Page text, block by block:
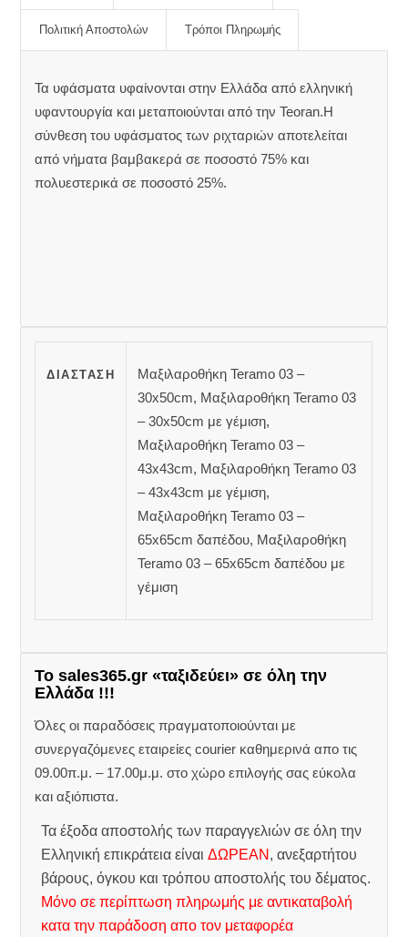
Πολιτική Αποστολών Τρόποι Πληρωμής
Τα υφάσματα υφαίνονται στην Ελλάδα από ελληνική
υφαντουργία και μεταποιούνται από την Teoran.Η
σύνθεση του υφάσματος των ριχταριών αποτελείται
από νήματα βαμβακερά σε ποσοστό 75% και
πολυεστερικά σε ποσοστό 25%.
ΔΙΆΣΤΑΣΗ
Μαξιλαροθήκη Teramo 03 –
30x50cm, Μαξιλαροθήκη Teramo 03
– 30x50cm με γέμιση,
Μαξιλαροθήκη Teramo 03 –
43x43cm, Μαξιλαροθήκη Teramo 03
– 43x43cm με γέμιση,
Μαξιλαροθήκη Teramo 03 –
65x65cm δαπέδου, Μαξιλαροθήκη
Teramo 03 – 65x65cm δαπέδου με
γέμιση
Το sales365.gr «ταξιδεύει» σε όλη την
Ελλάδα !!!
Όλες οι παραδόσεις πραγματοποιούνται με
συνεργαζόμενες εταιρείες courier καθημερινά απο τις
09.00π.μ. – 17.00μ.μ. στο χώρο επιλογής σας εύκολα
και αξιόπιστα.
Τα έξοδα αποστολής των παραγγελιών σε όλη την
Ελληνική επικράτεια είναιΔΩΡΕΑΝ , ανεξαρτήτου
βάρους, όγκου και τρόπου αποστολής του δέματος.
Μόνο σε περίπτωση πληρωμής με αντικαταβολή
κατα την παράδοση απο τον μεταφορέα